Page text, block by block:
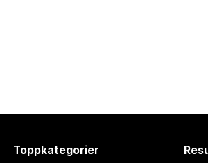
Toppkategorier